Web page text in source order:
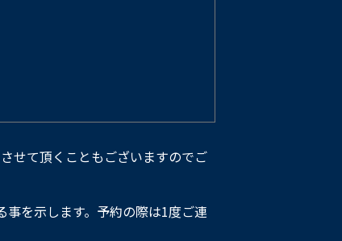
せて頂くこともございますのでご
を示します。予約の際は1度ご連